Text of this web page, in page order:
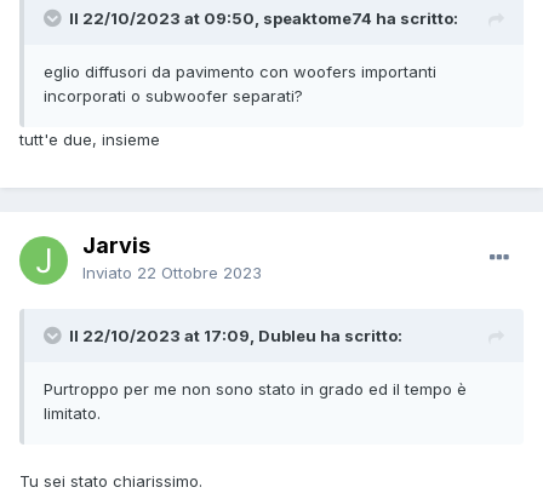
Il 22/10/2023 at 09:50, speaktome74 ha scritto:
eglio diffusori da pavimento con woofers importanti
incorporati o subwoofer separati?
tutt'e due, insieme
Jarvis
Inviato 22 Ottobre 2023
Il 22/10/2023 at 17:09, Dubleu ha scritto:
Purtroppo per me non sono stato in grado ed il tempo è
limitato.
Tu sei stato chiarissimo.